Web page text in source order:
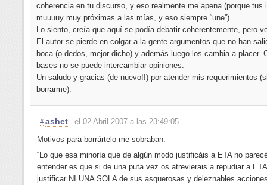
coherencia en tu discurso, y eso realmente me apena (porque tus
muuuuy muy próximas a las mías, y eso siempre “une”).
Lo siento, creía que aquí se podía debatir coherentemente, pero
El autor se pierde en colgar a la gente argumentos que no han
boca (o dedos, mejor dicho) y además luego los cambia a placer.
bases no se puede intercambiar opiniones.
Un saludo y gracias (de nuevo!!) por atender mis requerimientos
borrarme).
# ashet
el 02 Abril 2007 a las 23:49:05
Motivos para borrártelo me sobraban.
“Lo que esa minoría que de algún modo justificáis a ETA no
entender es que si de una puta vez os atrevierais a repudiar a
justificar NI UNA SOLA de sus asquerosas y deleznables